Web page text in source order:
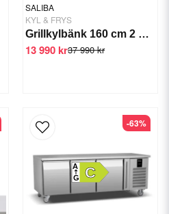
SALIBA
KYL & FRYS
Grillkylbänk 160 cm 2 draglådor -2/+6 °C
37 990 kr
13 990 kr
C
A
G
-63%